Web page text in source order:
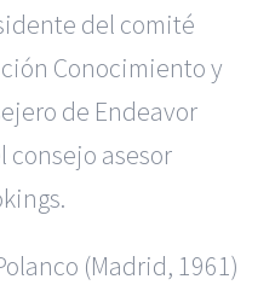
del comité
Conocimiento y
de Endeavor
consejo asesor
(Madrid, 1961)